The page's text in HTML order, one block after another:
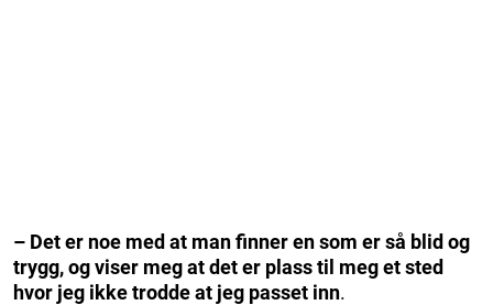
– Det er noe med at man finner en som er så blid og
trygg, og viser meg at det er plass til meg et sted
hvor jeg ikke trodde at jeg passet inn.